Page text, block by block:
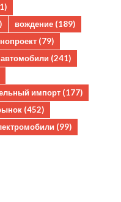
вождение (189)
(79)
автомобили (241)
импорт (177)
(452)
(99)